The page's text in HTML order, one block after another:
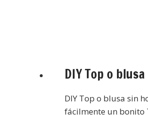
DIY Top o
DIY Top o blusa sin
fácilmente un bonito